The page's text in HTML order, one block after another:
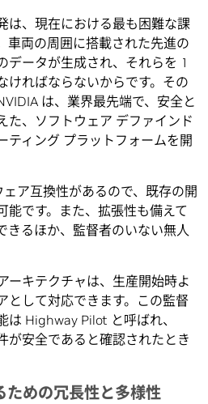
は、現在における最も困難な課
車両の周囲に搭載された先進の
データが生成され、それらを 1
ければならないからです。その
は、業界最先端で、安全と
た、ソフトウェア デファインド
ティング プラットフォームを開
ア互換性があるので、既存の開
能です。また、拡張性も備えて
きるほか、監督者のいない無人
ーキテクチャは、生産開始時よ
として対応できます。この監督
は Highway Pilot と呼ばれ、
が安全であると確認されたとき
ための冗長性と多様性